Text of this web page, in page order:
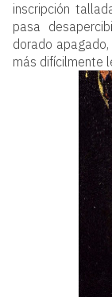
inscripción
pasa
dorado
más difícilmente